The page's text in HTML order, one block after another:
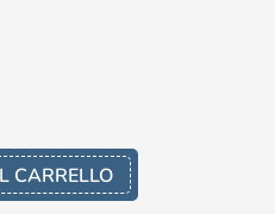
CARRELLO